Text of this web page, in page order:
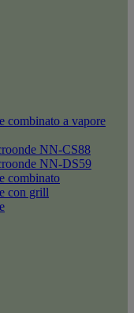
combinato a vapore
NN-CS88
NN-DS59
combinato
con grill